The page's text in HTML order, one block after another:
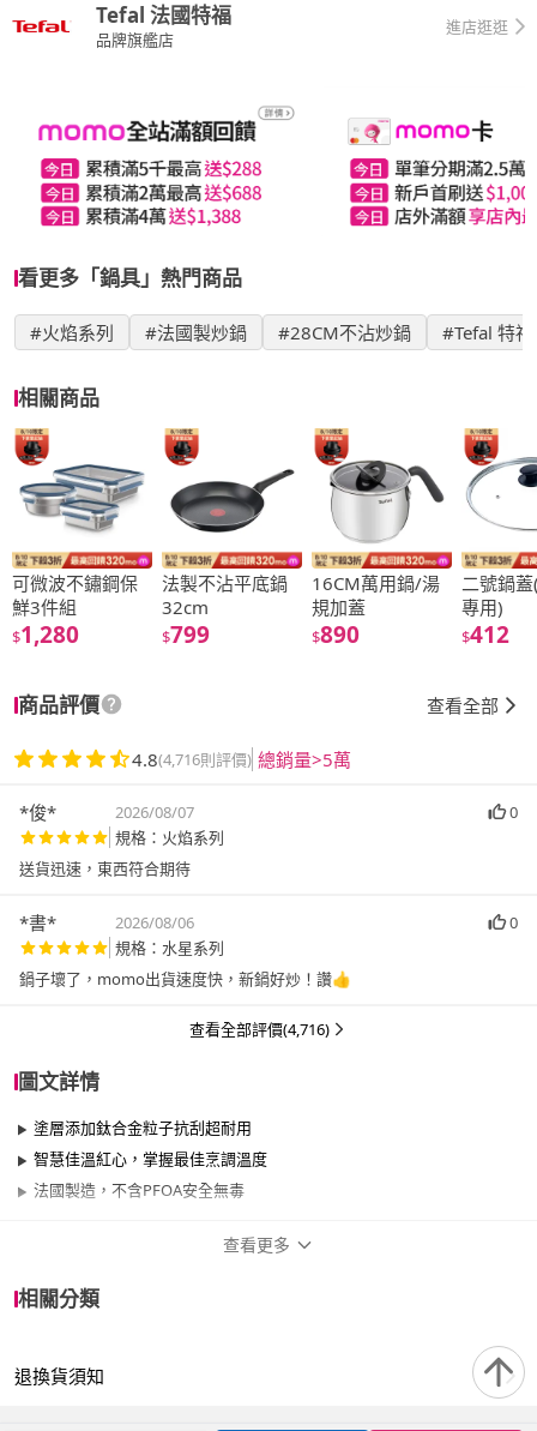
Tefal 法國特福
品牌旗艦店
進店逛逛
看更多「鍋具」熱門商品
#火焰系列 #法國製炒鍋 #28CM不沾炒鍋 #Tefal 特福
相關商品
可微波不鏽鋼保
鮮3件組
$1,280
法製不沾平底鍋
32cm
$799
16CM萬用鍋/湯
規加蓋
$890
二號鍋
專用)
$412
商品評價 查看全部
4.8(4,716則評價) 總銷量>5萬
*俊* 2026/08/07
0
規格：火焰系列
送貨迅速，東西符合期待
*書* 2026/08/06
0
規格：水星系列
鍋子壞了，momo出貨速度快，新鍋好炒！讚👍
查看全部評價(4,716)
圖文詳情
塗層添加鈦合金粒子抗刮超耐用
智慧佳溫紅心，掌握最佳烹調溫度
法國製造，不含PFOA安全無毒
品牌系列
查看更多
相關分類
退換貨須知